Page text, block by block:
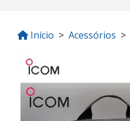
Início Acessórios